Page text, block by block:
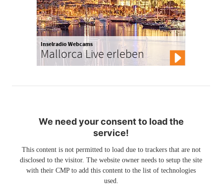
Inselradio Webcams
Mallorca Live erleben
We need your consent to load the
service!
This content is not permitted to load due to trackers that are not
disclosed to the visitor. The website owner needs to setup the site
with their CMP to add this content to the list of technologies
used.